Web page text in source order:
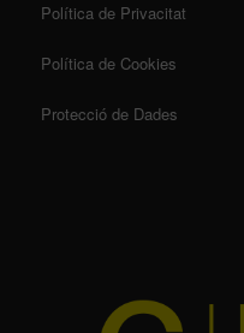
Política de Privacitat
Política de Cookies
Protecció de Dades